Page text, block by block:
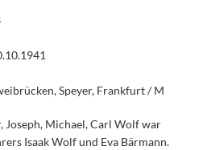
Speyer, Frankfurt / M
Joseph, Michael, Carl Wolf war
Isaak Wolf und Eva Bärmann.